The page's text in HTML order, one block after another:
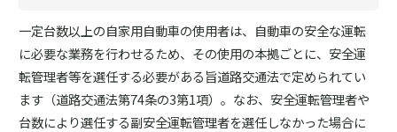
一定台数以上の自家用自動車の使用者は、自動車の安全な運転
に必要な業務を行わせるため、その使用の本拠ごとに、安全運
転管理者等を選任する必要がある旨道路交通法で定められてい
ます（道路交通法第74条の3第1項）。なお、安全運転管理者や
台数により選任する副安全運転管理者を選任しなかった場合に